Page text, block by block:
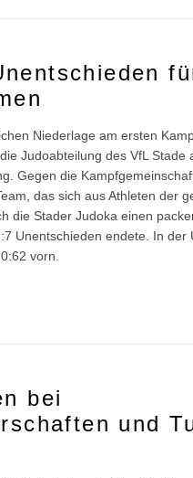
Niederlage am ersten
Judoabteilung des VfL Stade
Gegen die
das sich aus Athleten der
die Stader Judoka einen
Unentschieden endete. In der
vorn.
bei
und